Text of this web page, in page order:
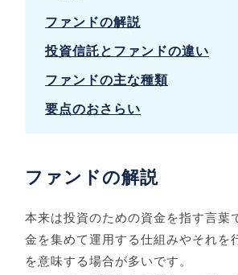
ファンドの解説
投資信託とファンドの違い
ファンドの主な種類
要点のおさらい
ファンドの解説
本来は投資のための資金を指す言葉
金を集めて運用する仕組みやそれを
を意味する場合が多いです。